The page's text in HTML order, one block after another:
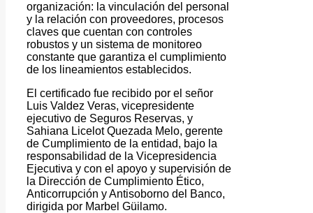
organización: la vinculación del personal
y la relación con proveedores, procesos
claves que cuentan con controles
robustos y un sistema de monitoreo
constante que garantiza el cumplimiento
de los lineamientos establecidos.
El certificado fue recibido por el señor
Luis Valdez Veras, vicepresidente
ejecutivo de Seguros Reservas, y
Sahiana Licelot Quezada Melo, gerente
de Cumplimiento de la entidad, bajo la
responsabilidad de la Vicepresidencia
Ejecutiva y con el apoyo y supervisión de
la Dirección de Cumplimiento Ético,
Anticorrupción y Antisoborno del Banco,
dirigida por Marbel Güilamo.